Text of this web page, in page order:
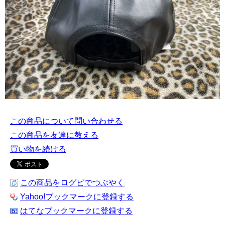
この商品について問い合わせる
この商品を友達に教える
買い物を続ける
この商品をログピでつぶやく
Yahoo!ブックマークに登録する
はてなブックマークに登録する